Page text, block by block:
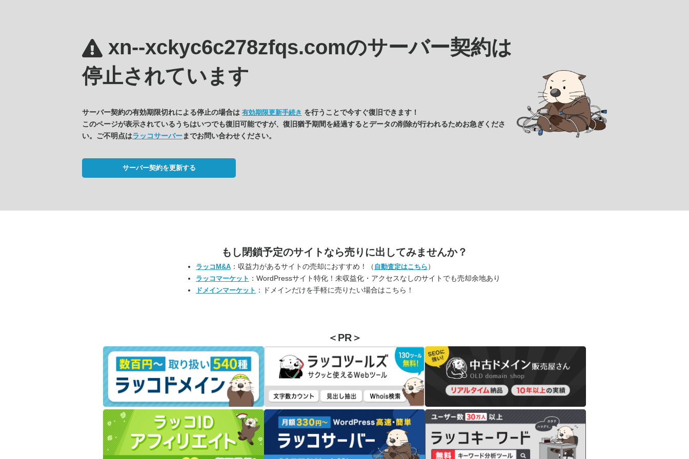
xn--xckyc6c278zfqs.comのサーバー契約は
停止されています
サーバー契約の有効期限切れによる停止の場合は 有効期限更新手続き を行うことで今すぐ復旧できます！
このページが表示されているうちはいつでも復旧可能ですが、復旧猶予期間を経過するとデータの削除が行われるためお急ぎくださ
い。ご不明点はラッコサーバーまでお問い合わせください。
サーバー契約を更新する
もし閉鎖予定のサイトなら売りに出してみませんか？
ラッコM&A ：収益力があるサイトの売却におすすめ！（ 自動査定はこちら ）
ラッコマーケット ：WordPressサイト特化！未収益化・アクセスなしのサイトでも売却余地あり
ドメインマーケット ：ドメインだけを手軽に売りたい場合はこちら！
＜PR＞